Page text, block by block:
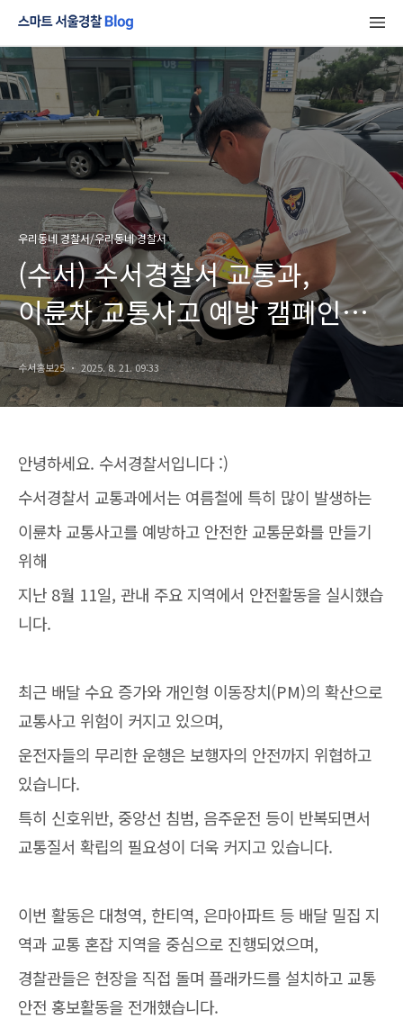
우리동네 경찰서/우리동네 경찰서
(수서) 수서경찰서 교통과,
이륜차 교통사고 예방 캠페인
진행
수서홍보25 2025. 8. 21. 09:33
안녕하세요. 수서경찰서입니다 :)
수서경찰서 교통과에서는 여름철에 특히 많이 발생하는
이륜차 교통사고를 예방하고 안전한 교통문화를 만들기
위해
지난 8월 11일, 관내 주요 지역에서 안전활동을 실시했습
니다.
최근 배달 수요 증가와 개인형 이동장치(PM)의 확산으로
교통사고 위험이 커지고 있으며,
운전자들의 무리한 운행은 보행자의 안전까지 위협하고
있습니다.
특히 신호위반, 중앙선 침범, 음주운전 등이 반복되면서
교통질서 확립의 필요성이 더욱 커지고 있습니다.
이번 활동은 대청역, 한티역, 은마아파트 등 배달 밀집 지
역과 교통 혼잡 지역을 중심으로 진행되었으며,
경찰관들은 현장을 직접 돌며 플래카드를 설치하고 교통
안전 홍보활동을 전개했습니다.